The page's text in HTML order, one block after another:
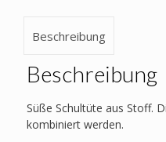
Beschreibung
Beschreibung
Süße Schultüte aus Stoff.
kombiniert werden.